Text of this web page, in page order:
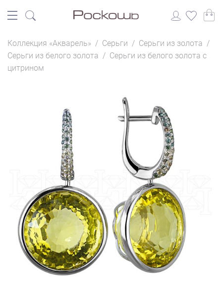
Коллекция «Акварель» / Серьги / Серьги из золота /
Серьги из белого золота / Серьги из белого золота с
цитрином